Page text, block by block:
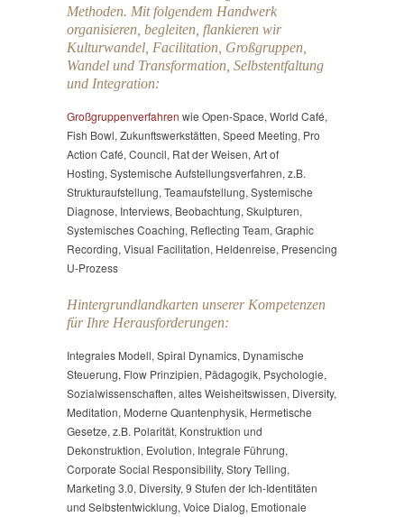
Methoden. Mit folgendem Handwerk
organisieren, begleiten, flankieren wir
Kulturwandel, Facilitation, Großgruppen,
Wandel und Transformation, Selbstentfaltung
und Integration:
Großgruppenverfahren wie Open-Space, World Café,
Fish Bowl, Zukunftswerkstätten, Speed Meeting, Pro
Action Café, Council, Rat der Weisen, Art of
Hosting, Systemische Aufstellungsverfahren, z.B.
Strukturaufstellung, Teamaufstellung, Systemische
Diagnose, Interviews, Beobachtung, Skulpturen,
Systemisches Coaching, Reflecting Team, Graphic
Recording, Visual Facilitation, Heldenreise, Presencing
U-Prozess
Hintergrundlandkarten unserer Kompetenzen
für Ihre Herausforderungen:
Integrales Modell, Spiral Dynamics, Dynamische
Steuerung, Flow Prinzipien, Pädagogik, Psychologie,
Sozialwissenschaften, altes Weisheitswissen, Diversity,
Meditation, Moderne Quantenphysik, Hermetische
Gesetze, z.B. Polarität, Konstruktion und
Dekonstruktion, Evolution, Integrale Führung,
Corporate Social Responsibility, Story Telling,
Marketing 3.0, Diversity, 9 Stufen der Ich-Identitäten
und Selbstentwicklung, Voice Dialog, Emotionale